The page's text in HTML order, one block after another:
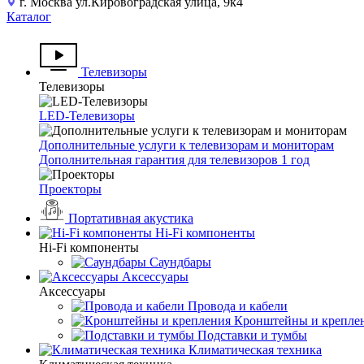
Каталог
Телевизоры
Телевизоры
LED-Телевизоры
Дополнительные услуги к телевизорам и мониторам
Дополнительная гарантия для телевизоров 1 год
Проекторы
Портативная акустика
Hi-Fi компоненты
Hi-Fi компоненты
Саундбары
Аксессуары
Аксессуары
Провода и кабели
Кронштейны и
Подставки и тумбы
Климатическая техника